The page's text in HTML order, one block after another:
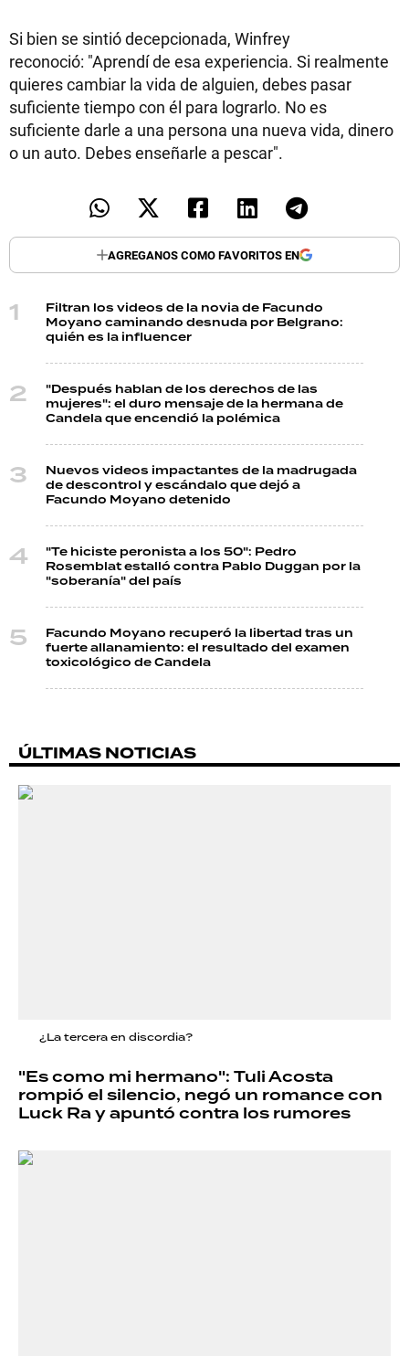
Si bien se sintió decepcionada, Winfrey
reconoció: "Aprendí de esa experiencia. Si realmente
quieres cambiar la vida de alguien, debes pasar
suficiente tiempo con él para lograrlo. No es
suficiente darle a una persona una nueva vida, dinero
o un auto. Debes enseñarle a pescar".
AGREGANOS COMO FAVORITOS EN
Filtran los videos de la novia de Facundo
Moyano caminando desnuda por Belgrano:
quién es la influencer
"Después hablan de los derechos de las
mujeres": el duro mensaje de la hermana de
Candela que encendió la polémica
Nuevos videos impactantes de la madrugada
de descontrol y escándalo que dejó a
Facundo Moyano detenido
"Te hiciste peronista a los 50": Pedro
Rosemblat estalló contra Pablo Duggan por la
"soberanía" del país
Facundo Moyano recuperó la libertad tras un
fuerte allanamiento: el resultado del examen
toxicológico de Candela
ÚLTIMAS NOTICIAS
¿La tercera en discordia?
"Es como mi hermano": Tuli Acosta
rompió el silencio, negó un romance con
Luck Ra y apuntó contra los rumores